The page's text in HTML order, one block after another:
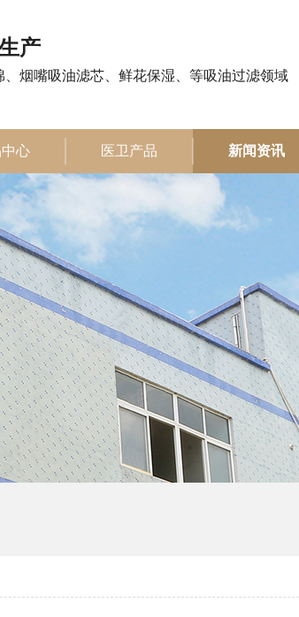
产
烟嘴吸油滤芯、鲜花保湿、等吸油过滤领域
心 医卫产品 新闻资讯